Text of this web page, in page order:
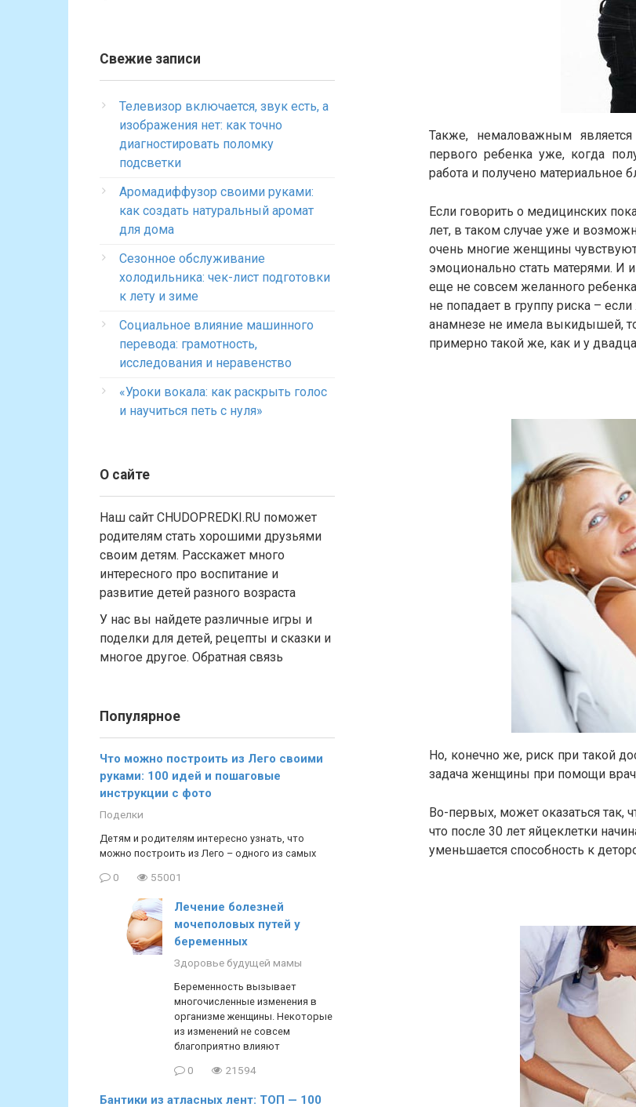
Также, немаловажным
первого ребенка уже, когда
работа и получено материальное
Если говорить о медицинских
лет, в таком случае уже и
очень многие женщины
эмоционально стать матерями. И
еще не совсем желанного
не попадает в группу риска –
анамнезе не имела выкидышей,
примерно такой же, как и у
Но, конечно же, риск при такой
задача женщины при помощи
Во-первых, может оказаться так,
что после 30 лет яйцеклетки
уменьшается способность к
Свежие записи
Телевизор включается, звук есть, а
изображения нет: как точно
диагностировать поломку
подсветки
Аромадиффузор своими руками:
как создать натуральный аромат
для дома
Сезонное обслуживание
холодильника: чек-лист подготовки
к лету и зиме
Социальное влияние машинного
перевода: грамотность,
исследования и неравенство
«Уроки вокала: как раскрыть голос
и научиться петь с нуля»
О сайте
Наш сайт CHUDOPREDKI.RU поможет
родителям стать хорошими друзьями
своим детям. Расскажет много
интересного про воспитание и
развитие детей разного возраста
У нас вы найдете различные игры и
поделки для детей, рецепты и сказки и
многое другое. Обратная связь
Популярное
Что можно построить из Лего своими
руками: 100 идей и пошаговые
инструкции с фото
Поделки
Детям и родителям интересно узнать, что
можно построить из Лего – одного из самых
0 55001
Лечение болезней
мочеполовых путей у
беременных
Здоровье будущей мамы
Беременность вызывает
многочисленные изменения в
организме женщины. Некоторые
из изменений не совсем
благоприятно влияют
0 21594
Бантики из атласных лент: ТОП — 100